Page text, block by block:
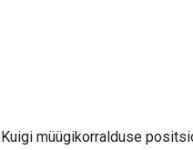
Kuigi müügikorralduse